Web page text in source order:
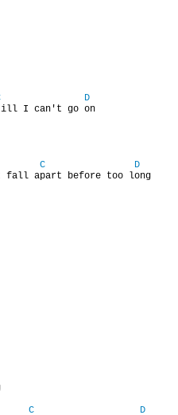
D
till I can't go on
C
D
fall apart before too long
C D